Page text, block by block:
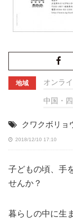
地域 オンラ
中国・
クワクボリョ
2018/12/10 17:10
子どもの頃、手
せんか？
暮らしの中に生